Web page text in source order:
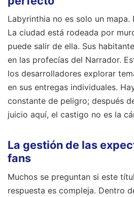
Labyrinthia no es solo un mapa.
La ciudad está rodeada por
puede salir de ella. Sus
en las profecías del Narrador.
los desarrolladores explorar
en sus entregas individuales.
constante de peligro; después
juicio aquí, el castigo no es la
La gestión de las
fans
Muchos se preguntan si este
respuesta es compleja. Dentro